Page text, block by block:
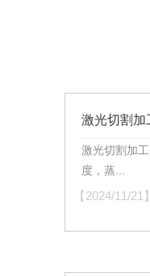
激光切割加
激光切割加
度，蒸...
【2024/11/21】